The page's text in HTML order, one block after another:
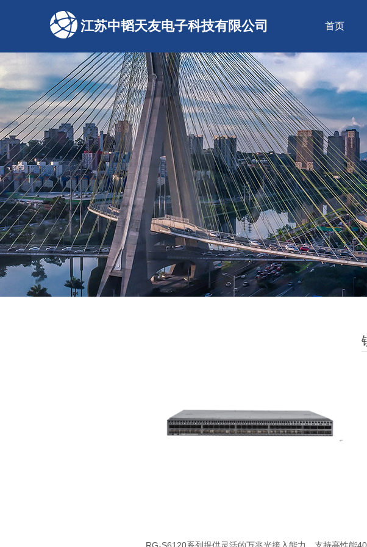
首页
江苏中韬天友电子科技有限公司